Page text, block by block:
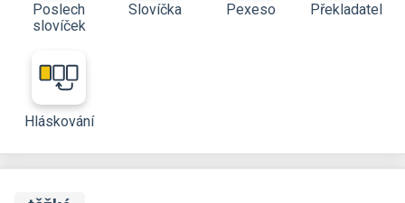
Poslech
slovíček
Slovíčka Pexeso Překladatel
Hláskování